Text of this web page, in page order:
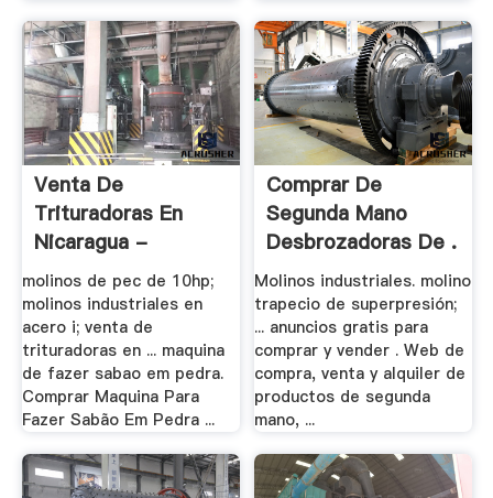
Venta De
Trituradoras En
Nicaragua -
Trituradora .
molinos de pec de 10hp;
molinos industriales en
acero i; venta de
trituradoras en ... maquina
de fazer sabao em pedra.
Comprar Maquina Para
Fazer Sabão Em Pedra ...
Comprar De
Segunda Mano
Desbrozadoras De .
Molinos industriales. molino
trapecio de superpresión;
... anuncios gratis para
comprar y vender . Web de
compra, venta y alquiler de
productos de segunda
mano, ...